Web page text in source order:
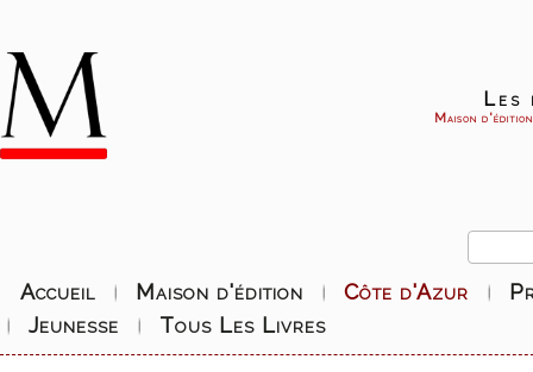
Les
Maison
Accueil Maison d'édition Côte d'Azur
Jeunesse
Tous Les Livres